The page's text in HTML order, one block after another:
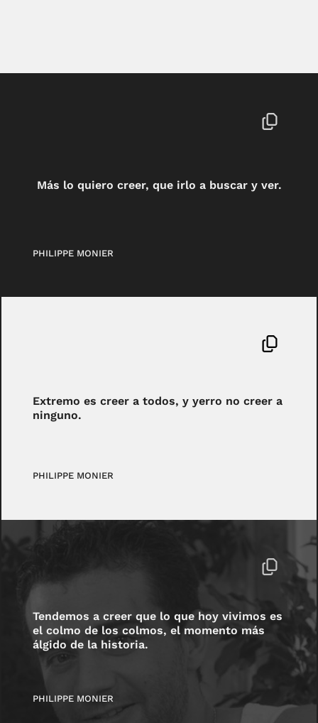
Más lo quiero creer, que irlo a buscar y ver.
PHILIPPE MONIER
Extremo es creer a todos, y yerro no creer a
ninguno.
PHILIPPE MONIER
Tendemos a creer que lo que hoy vivimos es
el colmo de los colmos, el momento más
álgido de la historia.
PHILIPPE MONIER